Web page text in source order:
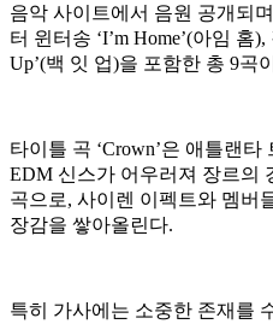
음악 사이트에서 음원 공개되
터 윈터송 ‘I’m Home’(아임 홈
Up’(백 잇 업)을 포함한 총 9곡
타이틀 곡 ‘Crown’은 애틀랜
EDM 신스가 어우러져 장르의
곡으로, 사이렌 이펙트와 멤버
장감을 쌓아올린다.
특히 가사에는 소중한 존재를